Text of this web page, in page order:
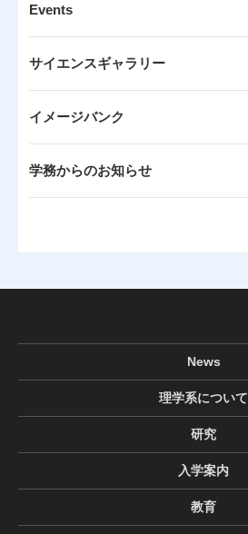
Events
サイエンスギャラリー
イメージバンク
学務からのお知らせ
News
理学系について
研究
入学案内
教育